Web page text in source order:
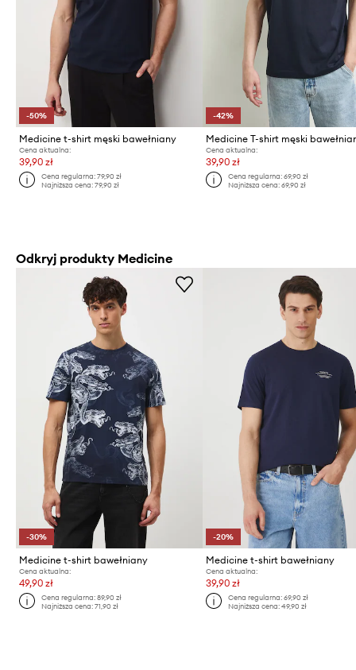
-50%
Medicine t-shirt męski bawełniany
Cena aktualna:
39,90 zł
Cena regularna:79,90 zł
Najniższa cena:79,90 zł
-42%
Medicine T-shirt męski
Cena aktualna:
39,90 zł
Cena regularna: 69,90 zł
Najniższa cena: 69,90 zł
Odkryj produkty Medicine
-30%
Medicine t-shirt bawełniany
Cena aktualna:
49,90 zł
Cena regularna:89,90 zł
Najniższa cena:71,90 zł
-20%
Medicine t-shirt bawełniany
Cena aktualna:
39,90 zł
Cena regularna: 69,90 zł
Najniższa cena: 49,90 zł